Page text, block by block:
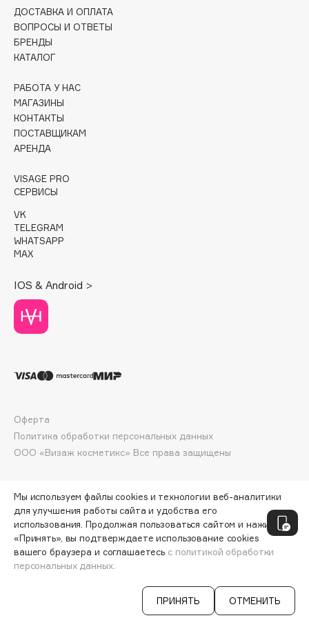
Collagenina
Consly
Corimo
CosRX
Cottolina
Crescina
Cunzite
D
d'Alba
DABO
DARLING*
Darphin
Davines
Deonica
Dessange
Divage
Dolomit
Dorco
DP Daily Perfection
Dr.Althea
Dr.Ceuracle
Dr.Jart+
DSD de Luxe
Dyson
ДОСТАВКА И ОПЛАТА
ВОПРОСЫ И ОТВЕТЫ
БРЕНДЫ
КАТАЛОГ
РАБОТА У НАС
МАГАЗИНЫ
КОНТАКТЫ
ПОСТАВЩИКАМ
АРЕНДА
VISAGE PRO
СЕРВИСЫ
VK
TELEGRAM
WHATSAPP
MAX
IOS & Android >
ООО «Визаж косметикс» Все права защищены
Оферта
Политика обработки персональных данных
Мы используем файлы cookies и технологии веб-аналитики
для улучшения работы сайта и удобства его
использования. Продолжая пользоваться сайтом и нажимая
«Принять», вы подтверждаете использование cookies
вашего браузера и соглашаетесь с политикой обработки
персональных данных.
ПРИНЯТЬ ОТМЕНИТЬ